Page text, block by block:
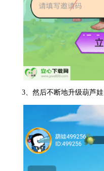
3、然后不断地升级葫芦娃